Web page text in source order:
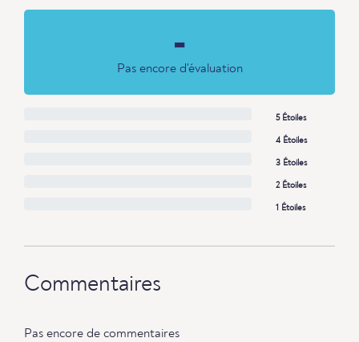
-
Pas encore d'évaluation
5 Étoiles
4 Étoiles
3 Étoiles
2 Étoiles
1 Étoiles
Commentaires
Pas encore de commentaires